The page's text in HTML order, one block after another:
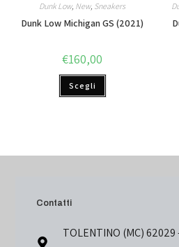
Dunk Low, New, Sneakers
Dunk Low Michigan GS (2021)
€160,00
Scegli
Contatti
TOLENTINO (MC) 62029